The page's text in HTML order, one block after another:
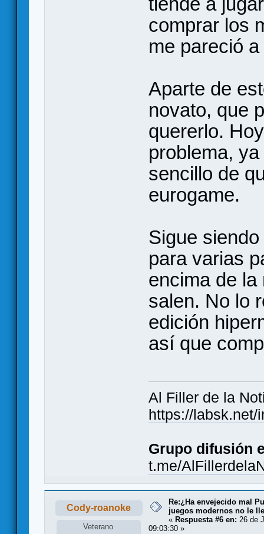
comprar los
me pareció
Aparte de
novato, que
quererlo.
problema,
sencillo de
eurogame.
Sigue
para varias
encima de la
salen. No lo
edición
así que
Al Filler de la
https://labsk.net/
Grupo difusión
t.me/
Cody-roanoke
Veterano
Re:¿Ha envejecido mal
juegos modernos no le
« Respuesta #6 en: 26 de
09:03:30 »